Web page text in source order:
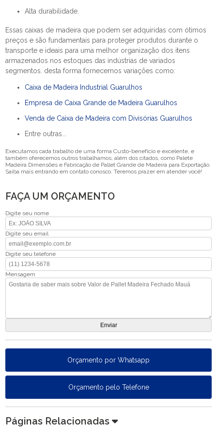
Alta durabilidade.
Essas caixas de madeira que podem ser adquiridas com ótimos
preços e são fundamentais para proteger produtos durante o
transporte e ideais para uma melhor organização dos itens
armazenados nos estoques das indústrias de variados
segmentos. desta forma fornecemos variações como:
Caixa de Madeira Industrial Guarulhos
Empresa de Caixa Grande de Madeira Guarulhos
Venda de Caixa de Madeira com Divisórias Guarulhos
Entre outras...
Executamos cada trabalho de uma forma Custo-benefício e excelente, e
também oferecemos outros trabalhamos, além dos citados, como Palete
Madeira Dimensões e Fabricação de Pallet Grande de Madeira para Exportação.
Saiba mais entrando em contato conosco. Teremos prazer em atender você!
FAÇA UM ORÇAMENTO
Digite seu nome
Digite seu email
Digite seu telefone
Mensagem
Orçamento por Whatsapp
Orçamento pelo Telefone
Páginas Relacionadas